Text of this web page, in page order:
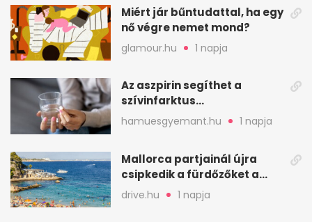
Miért jár bűntudattal, ha egy
nő végre nemet mond?
glamour.hu 1 napja
Az aszpirin segíthet a
szívinfarktus
megelőzésében, de nem
mindenkinek
hamuesgyemant.hu 1 napja
Mallorca partjainál újra
csipkedik a fürdőzőket a
halak a sekély vízben
drive.hu 1 napja